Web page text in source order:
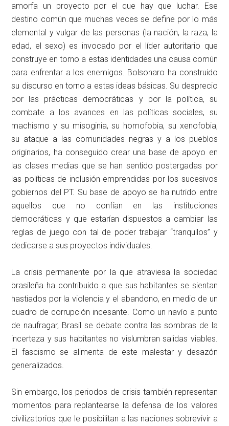
amorfa un proyecto por el que hay que luchar. Ese
destino común que muchas veces se define por lo más
elemental y vulgar de las personas (la nación, la raza, la
edad, el sexo) es invocado por el líder autoritario que
construye en torno a estas identidades una causa común
para enfrentar a los enemigos. Bolsonaro ha construido
su discurso en torno a estas ideas básicas. Su desprecio
por las prácticas democráticas y por la política, su
combate a los avances en las políticas sociales, su
machismo y su misoginia, su homofobia, su xenofobia,
su ataque a las comunidades negras y a los pueblos
originarios, ha conseguido crear una base de apoyo en
las clases medias que se han sentido postergadas por
las políticas de inclusión emprendidas por los sucesivos
gobiernos del PT. Su base de apoyo se ha nutrido entre
aquellos que no confían en las instituciones
democráticas y que estarían dispuestos a cambiar las
reglas de juego con tal de poder trabajar “tranquilos” y
dedicarse a sus proyectos individuales.
La crisis permanente por la que atraviesa la sociedad
brasileña ha contribuido a que sus habitantes se sientan
hastiados por la violencia y el abandono, en medio de un
cuadro de corrupción incesante. Como un navío a punto
de naufragar, Brasil se debate contra las sombras de la
incerteza y sus habitantes no vislumbran salidas viables.
El fascismo se alimenta de este malestar y desazón
generalizados.
Sin embargo, los periodos de crisis también representan
momentos para replantearse la defensa de los valores
civilizatorios que le posibilitan a las naciones sobrevivir a